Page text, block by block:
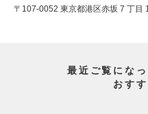
〒107-0052 東京都港区赤坂 7 丁目
最近ご覧にな
おす